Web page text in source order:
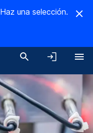
una selección.